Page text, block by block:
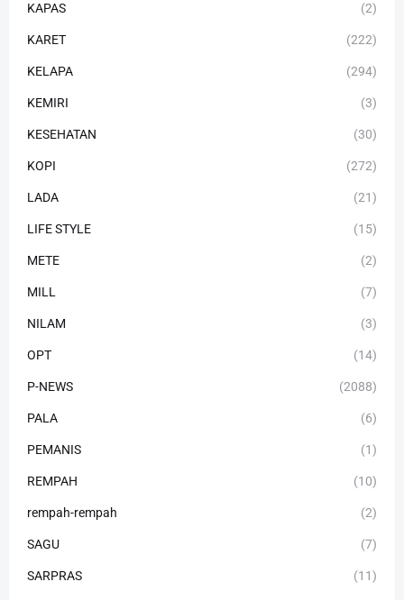
KAPAS (2)
KARET (222)
KELAPA (294)
KEMIRI (3)
KESEHATAN (30)
KOPI (272)
LADA (21)
LIFE STYLE (15)
METE (2)
MILL (7)
NILAM (3)
OPT (14)
P-NEWS (2088)
PALA (6)
PEMANIS (1)
REMPAH (10)
rempah-rempah (2)
SAGU (7)
SARPRAS (11)